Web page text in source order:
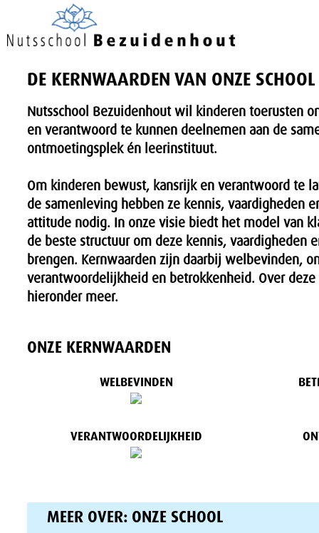
DE KERNWAARDEN VAN ONZE SCHOOL
Nutsschool Bezuidenhout wil kinderen toerusten
en verantwoord te kunnen deelnemen aan de
ontmoetingsplek én leerinstituut.
Om kinderen bewust, kansrijk en verantwoord te
de samenleving hebben ze kennis, vaardigheden
attitude nodig. In onze visie biedt het model van
de beste structuur om deze kennis, vaardigheden
brengen. Kernwaarden zijn daarbij welbevinden,
verantwoordelijkheid en betrokkenheid. Over
hieronder meer.
ONZE KERNWAARDEN
WELBEVINDEN
VERANTWOORDELIJKHEID
MEER OVER: ONZE SCHOOL